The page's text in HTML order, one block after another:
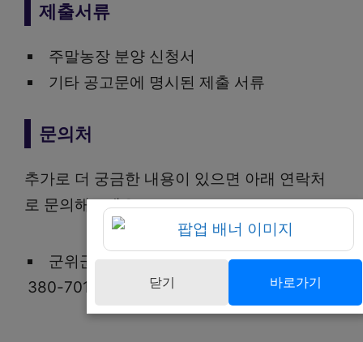
제출서류
주말농장 분양 신청서
기타 공고문에 명시된 제출 서류
문의처
추가로 더 궁금한 내용이 있으면 아래 연락처
로 문의해보세요
군위군농업기술센터 지도기획팀 ☎ 054-
380-7013
닫기 바로가기